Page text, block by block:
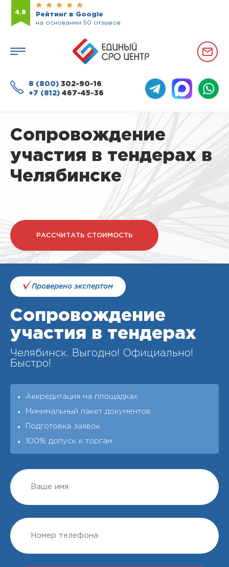
4.8
Рейтинг в Google
на основании 50 отзывов
8 (800) 302-90-16
+7 (812) 467-45-36
Сопровождение
участия в тендерах в
Челябинске
РАССЧИТАТЬ СТОИМОСТЬ
Проверено экспертом
Сопровождение
участия в тендерах
Челябинск. Выгодно! Официально!
Быстро!
Аккредитация на площадках
Минимальный пакет документов
Подготовка заявок
100% допуск к торгам